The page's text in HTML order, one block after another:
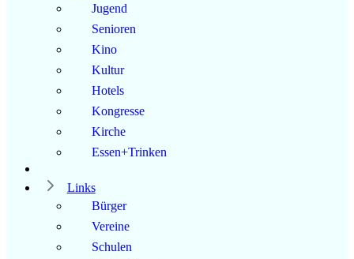
Jugend
Senioren
Kino
Kultur
Hotels
Kongresse
Kirche
Essen+Trinken
Links
Bürger
Vereine
Schulen